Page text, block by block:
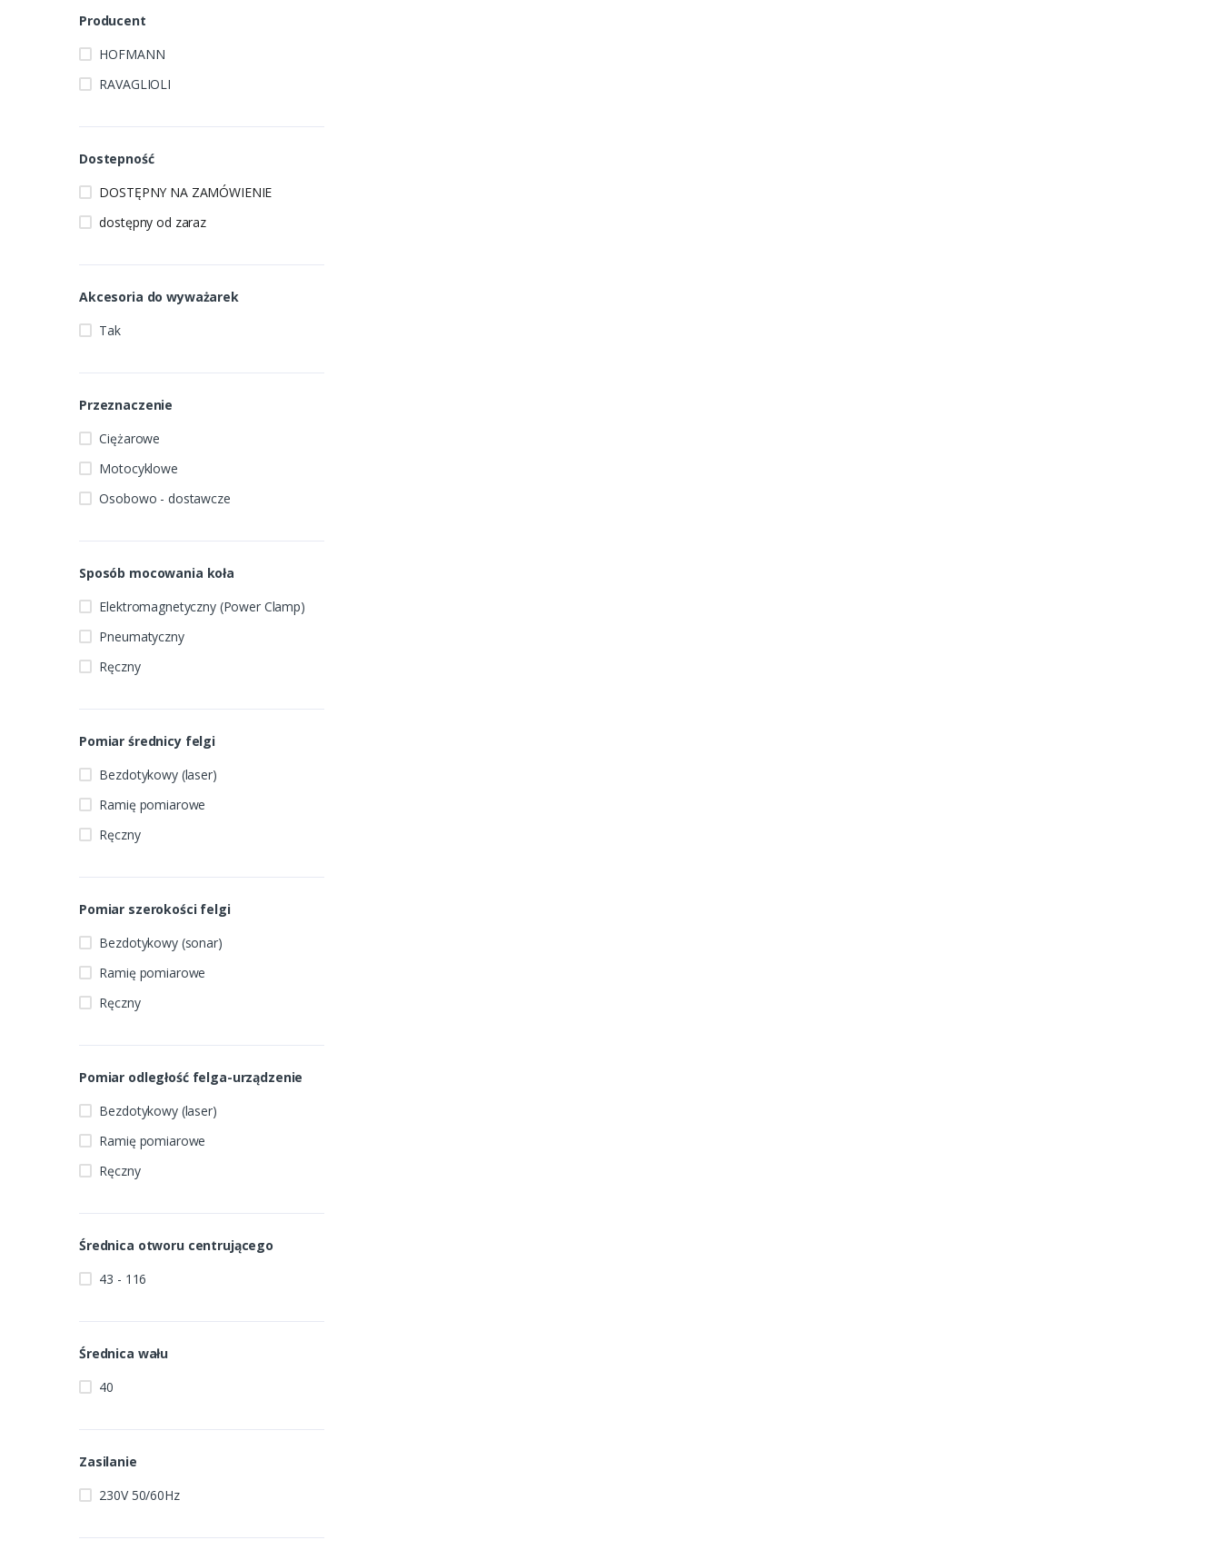
Producent
HOFMANN
RAVAGLIOLI
Dostepność
DOSTĘPNY NA ZAMÓWIENIE
dostępny od zaraz
Akcesoria do wyważarek
Tak
Przeznaczenie
Ciężarowe
Motocyklowe
Osobowo - dostawcze
Sposób mocowania koła
Elektromagnetyczny (Power Clamp)
Pneumatyczny
Ręczny
Pomiar średnicy felgi
Bezdotykowy (laser)
Ramię pomiarowe
Ręczny
Pomiar szerokości felgi
Bezdotykowy (sonar)
Ramię pomiarowe
Ręczny
Pomiar odległość felga-urządzenie
Bezdotykowy (laser)
Ramię pomiarowe
Ręczny
Średnica otworu centrującego
43 - 116
Średnica wału
40
Zasilanie
230V 50/60Hz